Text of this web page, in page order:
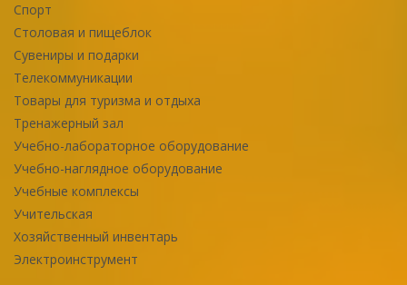
Спорт
Столовая и пищеблок
Сувениры и подарки
Телекоммуникации
Товары для туризма и отдыха
Тренажерный зал
Учебно-лабораторное оборудование
Учебно-наглядное оборудование
Учебные комплексы
Учительская
Хозяйственный инвентарь
Электроинструмент